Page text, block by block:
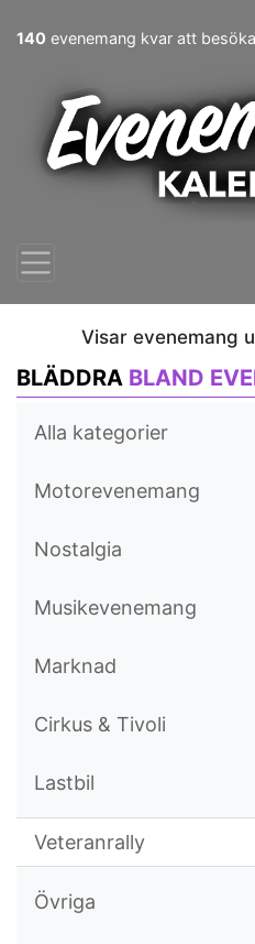
140 evenemang kvar att
Visar evenemang
BLÄDDRA BLAND
Alla kategorier
Motorevenemang
Nostalgia
Musikevenemang
Marknad
Cirkus & Tivoli
Lastbil
Veteranrally
Övriga